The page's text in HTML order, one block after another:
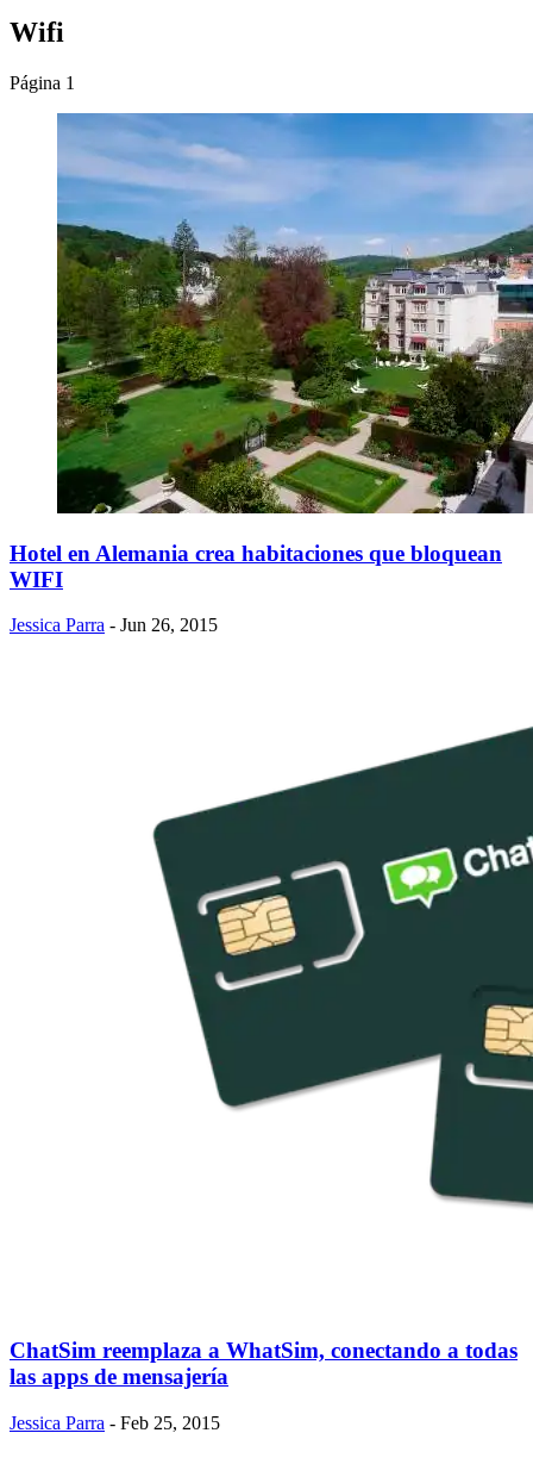
Wifi
Página 1
Hotel en Alemania crea habitaciones que bloquean
WIFI
Jessica Parra - Jun 26, 2015
ChatSim reemplaza a WhatSim, conectando a todas
las apps de mensajería
Jessica Parra - Feb 25, 2015